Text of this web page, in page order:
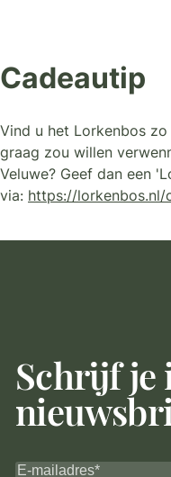
Cadeautip
Vind u het Lorkenbos
graag zou willen
Veluwe? Geef dan een
via: https://lorkenbos.nl/
Schrijf je